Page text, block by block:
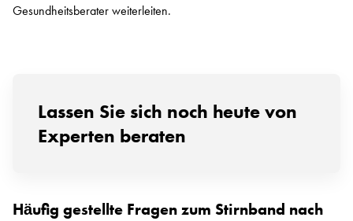
Gesundheitsberater weiterleiten.
Lassen Sie sich noch heute von
Experten beraten
Häufig gestellte Fragen zum Stirnband nach